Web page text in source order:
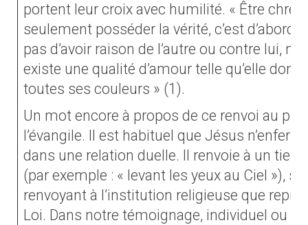
portent leur croix avec humilité. « Être
seulement posséder la vérité, c’est d’abord
pas d’avoir raison de l’autre ou contre lui,
existe une qualité d’amour telle qu’elle
toutes ses couleurs » (1).
Un mot encore à propos de ce renvoi au
l’évangile. Il est habituel que Jésus
dans une relation duelle. Il renvoie à un
(par exemple : « levant les yeux au Ciel »),
renvoyant à l’institution religieuse que
Loi. Dans notre témoignage, individuel ou